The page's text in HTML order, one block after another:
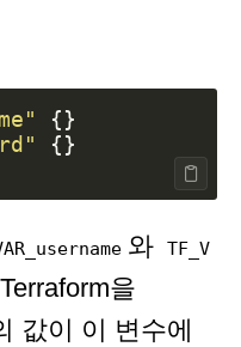
{}
{}
와
TF_V
을
값이 이 변수에